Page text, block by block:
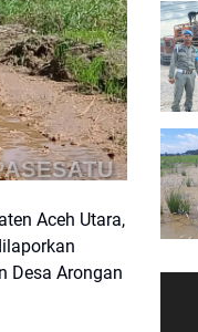
Aceh Utara,
Desa Arongan